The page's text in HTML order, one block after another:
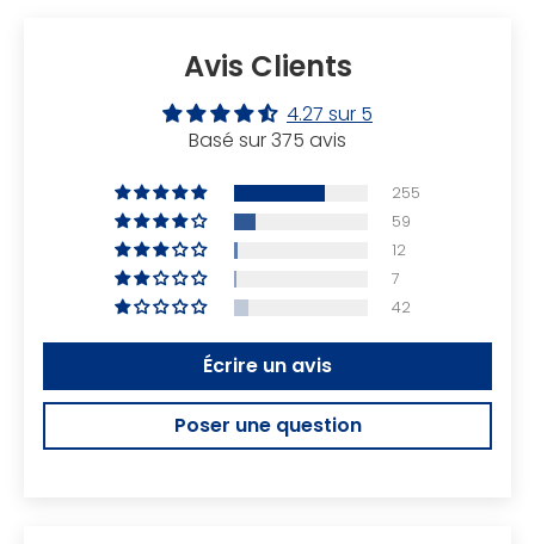
Avis Clients
4.27 sur 5
Basé sur 375 avis
255
59
12
7
42
Écrire un avis
Poser une question